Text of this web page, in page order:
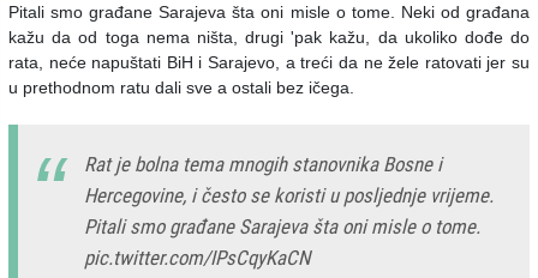
Pitali smo građane Sarajeva šta oni misle o tome. Neki od građana
kažu da od toga nema ništa, drugi 'pak kažu, da ukoliko dođe do
rata, neće napuštati BiH i Sarajevo, a treći da ne žele ratovati jer su
u prethodnom ratu dali sve a ostali bez ičega.
Rat je bolna tema mnogih stanovnika Bosne i
Hercegovine, i često se koristi u posljednje vrijeme.
Pitali smo građane Sarajeva šta oni misle o tome.
pic.twitter.com/IPsCqyKaCN